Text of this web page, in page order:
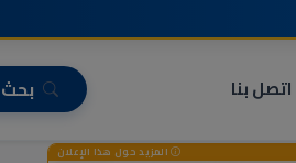
اتصل بنا بحث
المزيد حول هذا الإعلان